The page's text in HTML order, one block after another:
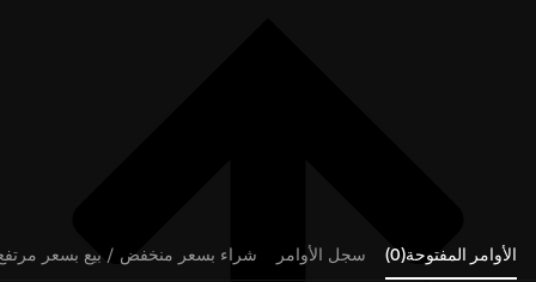
الأوامر المفتوحة(0) سجل الأوامر
شراء بسعر منخفض / بيع بسعر مرتفع